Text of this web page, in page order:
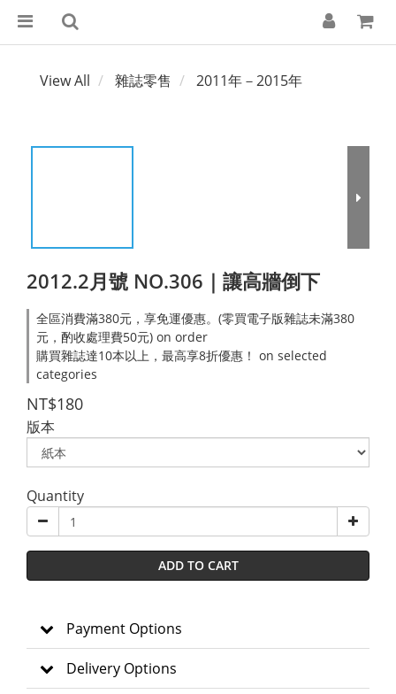
View All 雜誌零售 2011年－2015年
2012.2月號 NO.306｜讓高牆倒下
全區消費滿380元，享免運優惠。(零買電子版雜誌未滿380
元，酌收處理費50元) on order
購買雜誌達10本以上，最高享8折優惠！ on selected
categories
NT$180
版本
Quantity
ADD TO CART
Payment Options
Delivery Options